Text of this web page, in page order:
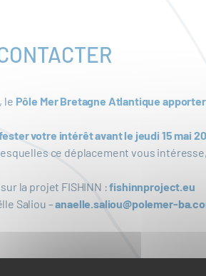
le Pôle Mer Bretagne Atlantique
votre intérêt avant le jeudi 15 mai
ce déplacement vous
la projet FISHINN :fishinnproject.eu
Saliou –anaelle.saliou@polemer-